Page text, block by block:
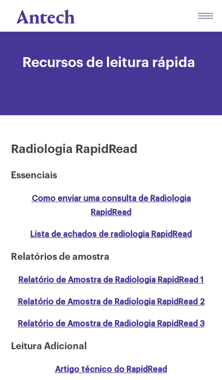
content
Recursos de leitura rápida
Radiologia RapidRead
Essenciais
Como enviar uma consulta de Radiologia
RapidRead
Lista de achados de radiologia RapidRead
Relatórios de amostra
Relatório de Amostra de Radiologia RapidRead 1
Relatório de Amostra de Radiologia RapidRead 2
Relatório de Amostra de Radiologia RapidRead 3
Leitura Adicional
Artigo técnico do RapidRead